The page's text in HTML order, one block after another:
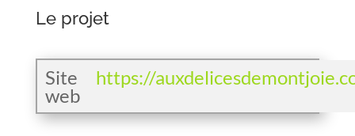
Le projet
Site
web
https://